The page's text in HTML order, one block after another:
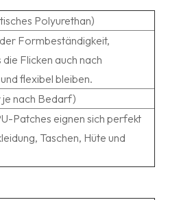
Polyurethan)
Formbeständigkeit,
Flicken auch nach
flexibel bleiben.
je nach Bedarf)
Patches eignen sich perfekt
Taschen, Hüte und